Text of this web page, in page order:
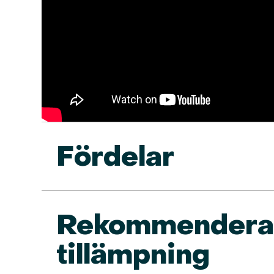
Fördelar
tillämpning